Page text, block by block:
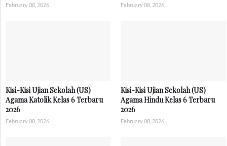
February 08, 2026 February 08, 2026
Kisi-Kisi Ujian Sekolah (US)
Agama Katolik Kelas 6 Terbaru
2026
February 08, 2026
Kisi-Kisi Ujian Sekolah (US)
Agama Hindu Kelas 6 Terbaru
2026
February 08, 2026